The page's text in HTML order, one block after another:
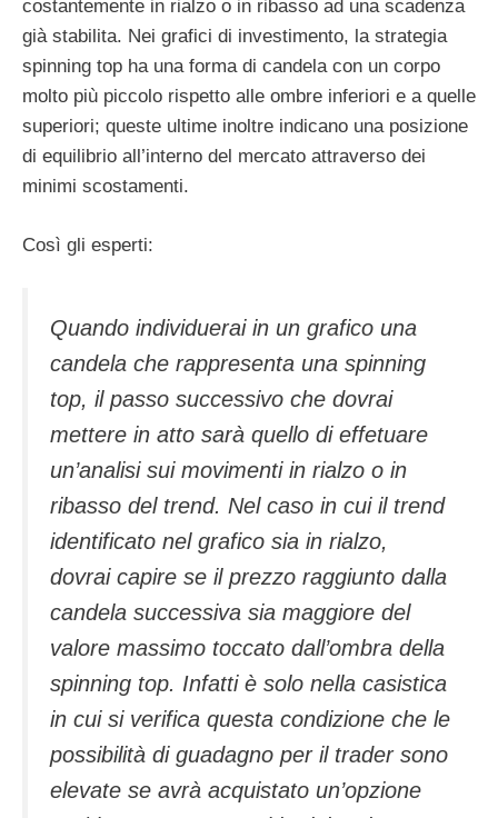
costantemente in rialzo o in ribasso ad una scadenza
già stabilita. Nei grafici di investimento, la strategia
spinning top ha una forma di candela con un corpo
molto più piccolo rispetto alle ombre inferiori e a quelle
superiori; queste ultime inoltre indicano una posizione
di equilibrio all’interno del mercato attraverso dei
minimi scostamenti.
Così gli esperti:
Quando individuerai in un grafico una
candela che rappresenta una spinning
top, il passo successivo che dovrai
mettere in atto sarà quello di effetuare
un’analisi sui movimenti in rialzo o in
ribasso del trend. Nel caso in cui il trend
identificato nel grafico sia in rialzo,
dovrai capire se il prezzo raggiunto dalla
candela successiva sia maggiore del
valore massimo toccato dall’ombra della
spinning top. Infatti è solo nella casistica
in cui si verifica questa condizione che le
possibilità di guadagno per il trader sono
elevate se avrà acquistato un’opzione